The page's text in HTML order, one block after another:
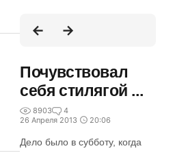
Почувствовал
себя стилягой ...
8903
4
26 Апреля 2013
20:06
Дело было в субботу, когда